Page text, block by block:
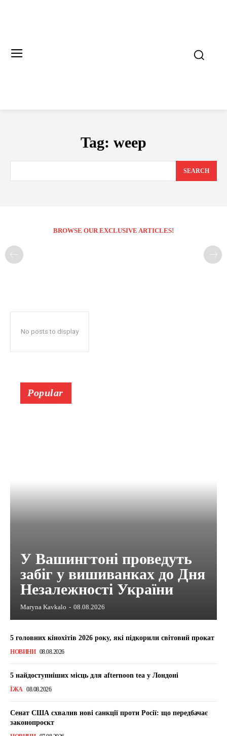
Tag: weep
SEARCH
BROWSE OUR EXCLUSIVE ARTICLES!
No posts to display
Popular
У Вашингтоні проведуть
забіг у вишиванках до Дня
Незалежності України
Maryna Kavkalo - 08.08.2026
5 головних кінохітів 2026 року, які підкорили світовий прокат
НОВИНИ 08.08.2026
5 найдоступніших місць для afternoon tea у Лондоні
ЇЖА 08.08.2026
Сенат США схвалив нові санкції проти Росії: що передбачає
законопроєкт